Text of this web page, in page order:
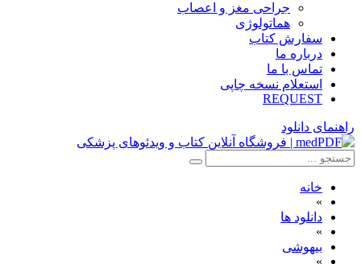
جراحی مغز و اعصاب
هماتولوژی
سفارش کتاب
درباره ما
تماس با ما
استعلام نسخه چاپی
REQUEST
راهنمای دانلود
خانه
»
دانلود ها
»
بیهوشی
»